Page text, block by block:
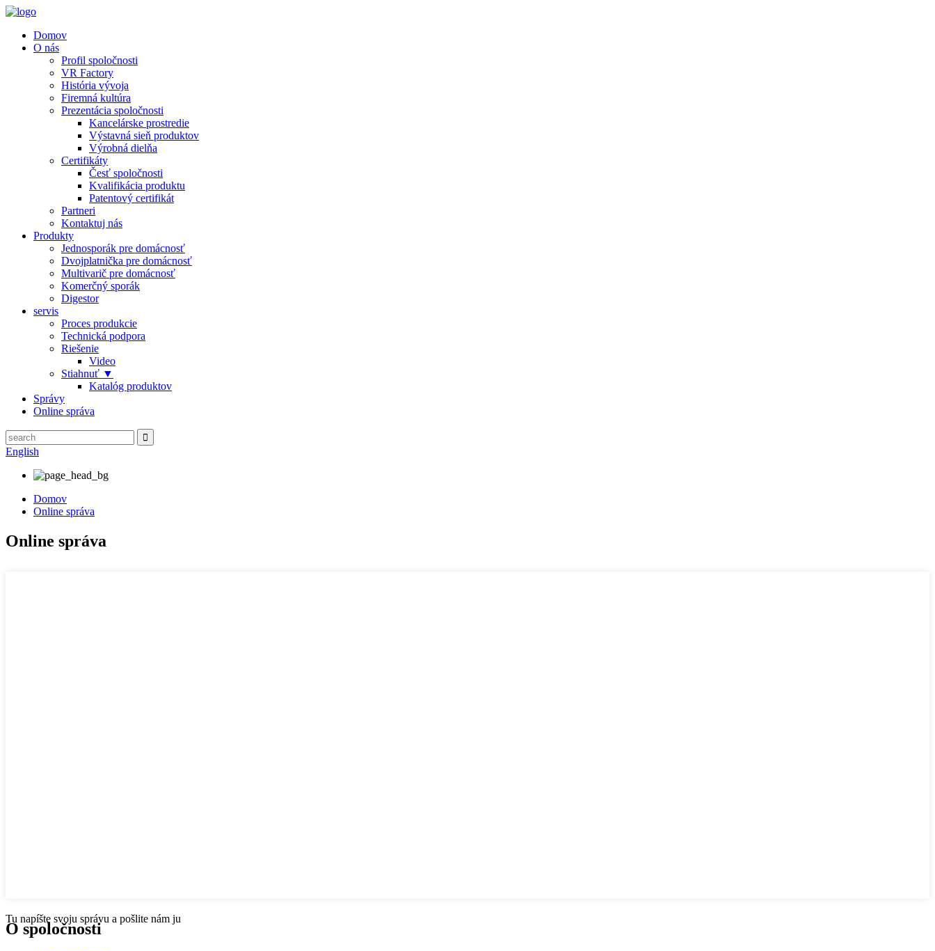
Domov
O nás
Profil spoločnosti
VR Factory
História vývoja
Firemná kultúra
Prezentácia spoločnosti
Kancelárske prostredie
Výstavná sieň produktov
Výrobná dielňa
Certifikáty
Česť spoločnosti
Kvalifikácia produktu
Patentový certifikát
Partneri
Kontaktuj nás
Produkty
Jednosporák pre domácnosť
Dvojplatnička pre domácnosť
Multivarič pre domácnosť
Komerčný sporák
Digestor
servis
Proces produkcie
Technická podpora
Riešenie
Video
Stiahnuť ▼
Katalóg produktov
Správy
Online správa
English
Domov
Online správa
Online správa
Tu napíšte svoju správu a pošlite nám ju
O spoločnosti